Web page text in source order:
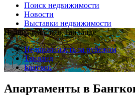
Поиск недвижимости
Новости
Выставки недвижимости
Недвижимость в Таиланде
Недвижимость за рубежом
Таиланд
Бангкок
Апартаменты в